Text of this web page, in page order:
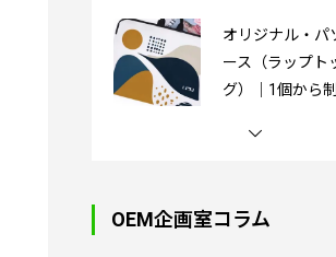
オリジナル・パ
ース（ラップト
グ）｜1個から
OEM企画室コラム